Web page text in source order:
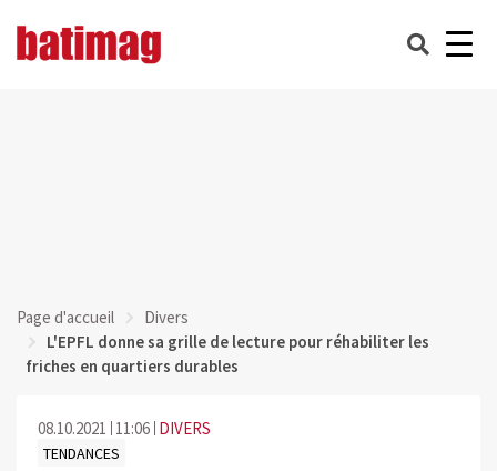
Page d'accueil
Divers
L'EPFL donne sa grille de lecture pour réhabiliter les
friches en quartiers durables
08.10.2021 11:06 DIVERS
TENDANCES